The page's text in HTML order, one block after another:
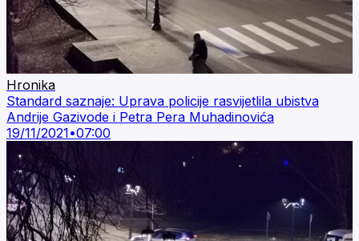
Hronika
Standard saznaje: Uprava policije rasvijetlila ubistva
Andrije Gazivode i Petra Pera Muhadinovića
19/11/2021•07:00